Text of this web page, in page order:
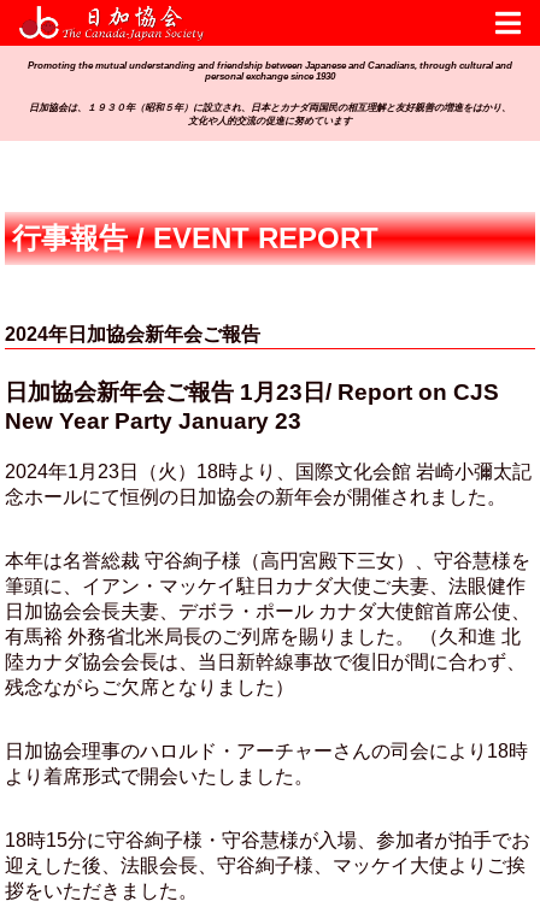
Promoting the mutual understanding and friendship between Japanese and Canadians, through cultural and
personal exchange since 1930
日加協会は、１９３０年（昭和５年）に設立され、日本とカナダ両国民の相互理解と友好親善の増進をはかり、
文化や人的交流の促進に努めています
行事報告 / EVENT REPORT
2024年日加協会新年会ご報告
日加協会新年会ご報告 1月23日/ Report on CJS
New Year Party January 23
2024年1月23日（火）18時より、国際文化会館 岩崎小彌太記
念ホールにて恒例の日加協会の新年会が開催されました。
本年は名誉総裁 守谷絢子様（高円宮殿下三女）、守谷慧様を
筆頭に、イアン・マッケイ駐日カナダ大使ご夫妻、法眼健作
日加協会会長夫妻、デボラ・ポール カナダ大使館首席公使、
有馬裕 外務省北米局長のご列席を賜りました。 （久和進 北
陸カナダ協会会長は、当日新幹線事故で復旧が間に合わず、
残念ながらご欠席となりました）
日加協会理事のハロルド・アーチャーさんの司会により18時
より着席形式で開会いたしました。
18時15分に守谷絢子様・守谷慧様が入場、参加者が拍手でお
迎えした後、法眼会長、守谷絢子様、マッケイ大使よりご挨
拶をいただきました。